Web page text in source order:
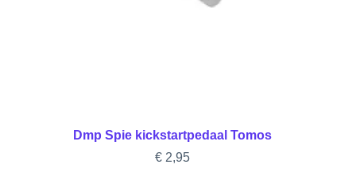
Dmp Spie kickstartpedaal Tomos
€ 2,95